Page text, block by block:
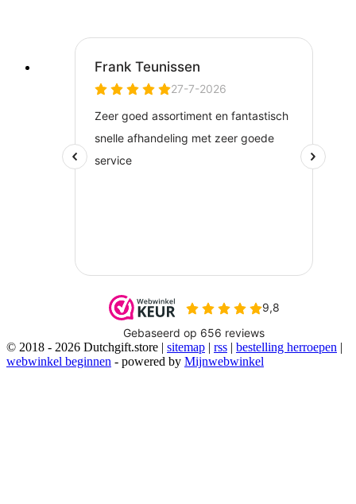
© 2018 - 2026 Dutchgift.store | sitemap | rss | bestelling herroepen |
webwinkel beginnen - powered by Mijnwebwinkel